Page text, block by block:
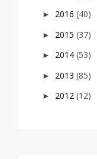
► 2016 (40)
► 2015 (37)
► 2014 (53)
► 2013 (85)
► 2012 (12)